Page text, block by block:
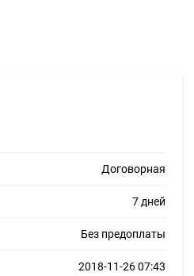
Договорная
7 дней
Без предоплаты
2018-11-26 07:43